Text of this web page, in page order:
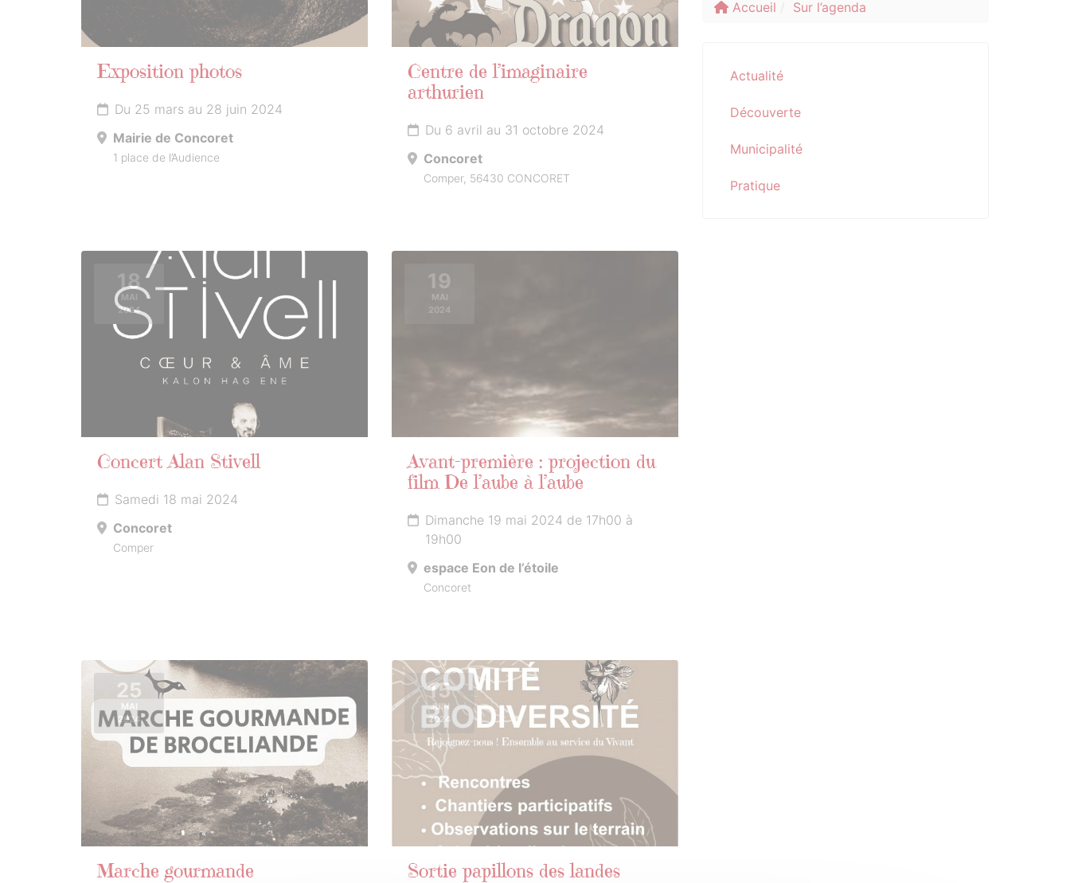
Exposition photos
Du 25 mars au 28 juin 2024
Mairie de Concoret
1 place de l’Audience
Centre de l’imaginaire
arthurien
Du 6 avril au 31 octobre 2024
Concoret
Comper, 56430 CONCORET
18
MAI
2024
Concert Alan Stivell
Samedi 18 mai 2024
Concoret
Comper
19
MAI
2024
Avant-première : projection du
film De l’aube à l’aube
Dimanche 19 mai 2024 de 17h00 à
19h00
espace Eon de l’étoile
Concoret
25
MAI
2024
Marche gourmande
15
JUIN
2024
Sortie papillons des landes
Accueil Sur l’agenda
Actualité
Découverte
Municipalité
Pratique